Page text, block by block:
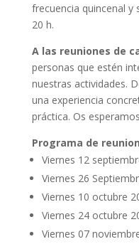
frecuencia quincenal y
20 h.
A las reuniones de
personas que estén
nuestras actividades.
una experiencia
práctica. Os
Programa de
Viernes 12
Viernes 26
Viernes 10 octubre
Viernes 24 octubre
Viernes 07